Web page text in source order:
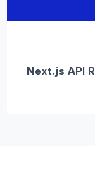
Next.js API